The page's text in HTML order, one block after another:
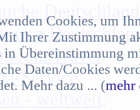
Deutschland
Travel.
Service.
.
Cookies, um
Ihrer Zustimmung
in Übereinstimmung
Daten/Cookies
Mehr dazu ... (mehr